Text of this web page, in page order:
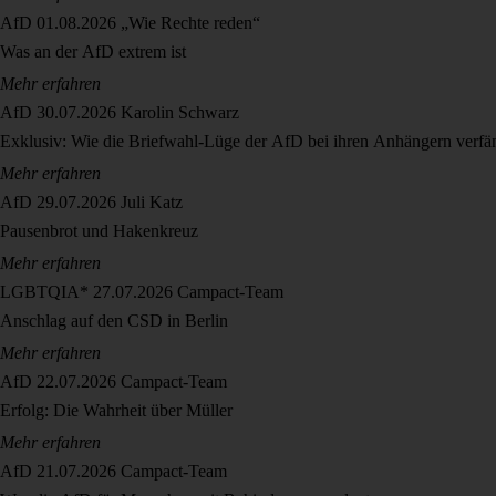
AfD 01.08.2026 „Wie Rechte reden“
Was an der AfD extrem ist
Mehr erfahren
AfD 30.07.2026 Karolin Schwarz
Exklusiv: Wie die Briefwahl-Lüge der AfD bei ihren Anhängern
Mehr erfahren
AfD 29.07.2026 Juli Katz
Pausenbrot und Hakenkreuz
Mehr erfahren
LGBTQIA* 27.07.2026 Campact-Team
Anschlag auf den CSD in Berlin
Mehr erfahren
AfD 22.07.2026 Campact-Team
Erfolg: Die Wahrheit über Müller
Mehr erfahren
AfD 21.07.2026 Campact-Team